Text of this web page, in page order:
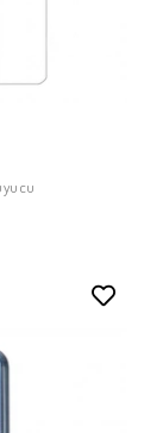
Stokta Yok